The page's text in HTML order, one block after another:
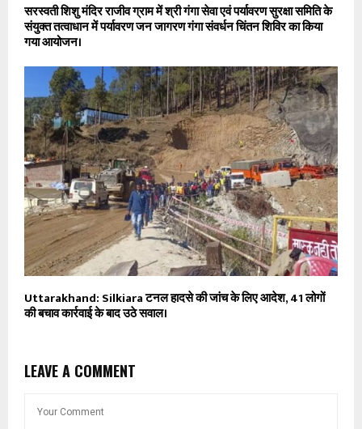
सरस्वती शिशु मंदिर राजीव ग्राम में श्री गंगा सेवा एवं पर्यावरण सुरक्षा समिति के
संयुक्त तत्वाधान में पर्यावरण जन जागरण गंगा संवर्धन चिंतन शिविर का किया
गया आयोजन।
Uttarakhand: Silkiara टनल हादसे की जांच के लिए आदेश, 41 लोगों
की बचाव कार्रवाई के बाद उठे सवाल।
LEAVE A COMMENT